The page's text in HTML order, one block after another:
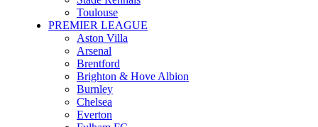
Toulouse
PREMIER LEAGUE
Aston Villa
Arsenal
Brentford
Brighton & Hove Albion
Burnley
Chelsea
Everton